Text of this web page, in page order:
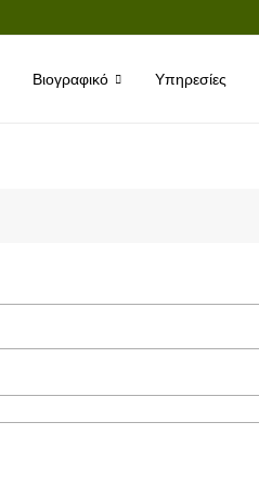
Βιογραφικό Υπηρεσίες